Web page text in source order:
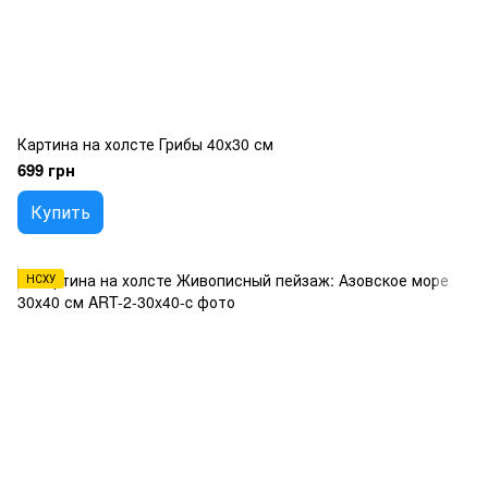
Картина на холсте Грибы 40х30 см
699 грн
Купить
НСХУ